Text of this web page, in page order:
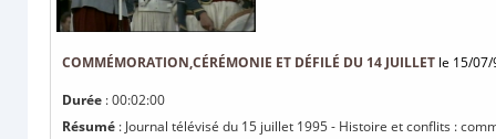
COMMÉMORATION,CÉRÉMONIE ET DÉFILÉ DU 14 JUILLET le 15/07/
Durée : 00:02:00
Résumé : Journal télévisé du 15 juillet 1995 - Histoire et conflits :